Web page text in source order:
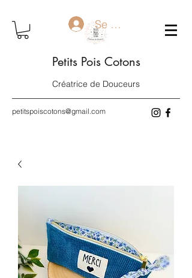
Petits Pois Cotons
Créatrice de Douceurs
petitspoiscotons@gmail.com
Se connecter